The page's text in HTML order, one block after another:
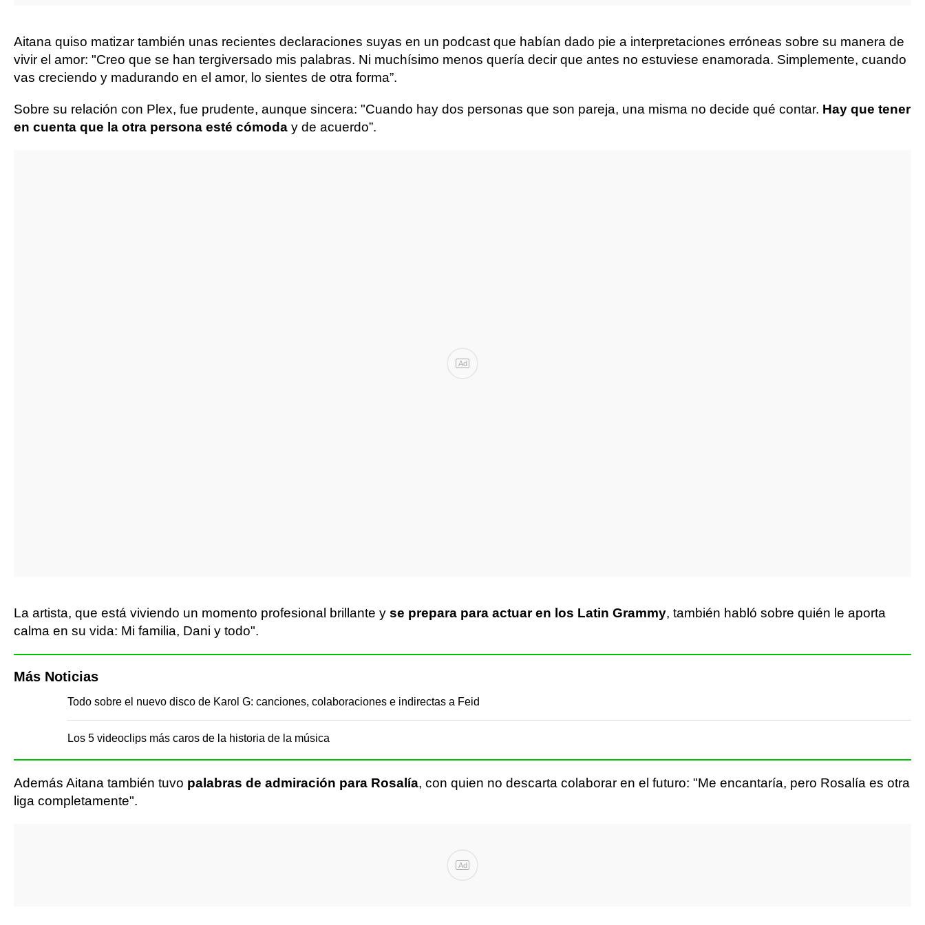
Aitana quiso matizar también unas recientes declaraciones suyas en un podcast que habían dado pie a interpretaciones erróneas sobre su manera de
vivir el amor: "Creo que se han tergiversado mis palabras. Ni muchísimo menos quería decir que antes no estuviese enamorada. Simplemente, cuando
vas creciendo y madurando en el amor, lo sientes de otra forma”.
Sobre su relación con Plex, fue prudente, aunque sincera: "Cuando hay dos personas que son pareja, una misma no decide qué contar. Hay que tener
en cuenta que la otra persona esté cómoda y de acuerdo”.
Ad
La artista, que está viviendo un momento profesional brillante y se prepara para actuar en los Latin Grammy, también habló sobre quién le aporta
calma en su vida: Mi familia, Dani y todo".
Más Noticias
Todo sobre el nuevo disco de Karol G: canciones, colaboraciones e indirectas a Feid
Los 5 videoclips más caros de la historia de la música
Además Aitana también tuvo palabras de admiración para Rosalía, con quien no descarta colaborar en el futuro: "Me encantaría, pero Rosalía es otra
liga completamente".
Ad